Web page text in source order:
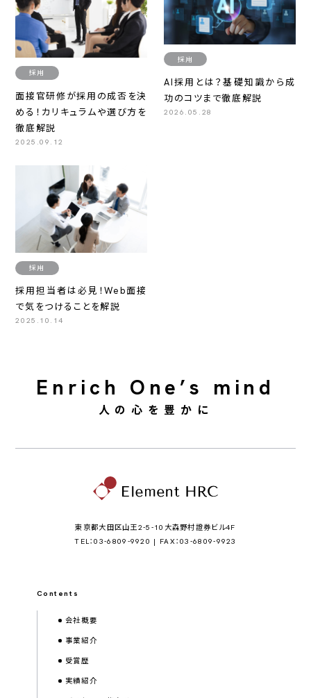
採用
面接官研修が採用の成否を決
める！カリキュラムや選び方を
徹底解説
2025.09.12
採用
AI採用とは？基礎知識から成
功のコツまで徹底解説
2026.05.28
採用
採用担当者は必見！Web面接
で気をつけることを解説
2025.10.14
Enrich One’s mind
人の心を豊かに
東京都大田区山王2-5-10大森野村證券ビル4F
TEL：03-6809-9920 | FAX：03-6809-9923
Contents
会社概要
事業紹介
受賞歴
実績紹介